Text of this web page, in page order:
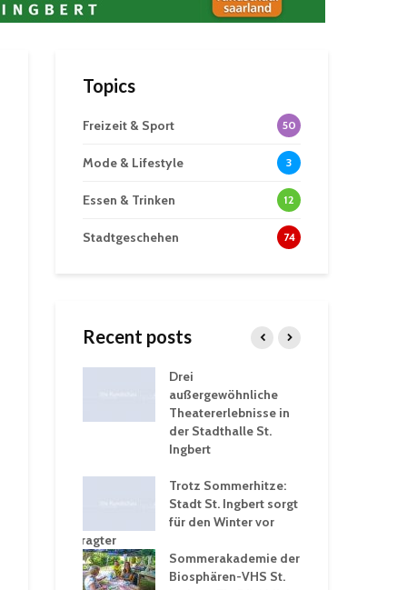
Topics
Freizeit & Sport 50
Mode & Lifestyle 3
Essen & Trinken 12
Stadtgeschehen 74
Recent posts
für
Drei
außergewöhnliche
Theatererlebnisse in
der Stadthalle St.
Ingbert
Trotz Sommerhitze:
Stadt St. Ingbert sorgt
für den Winter vor
Sommerakademie der
Biosphären-VHS St.